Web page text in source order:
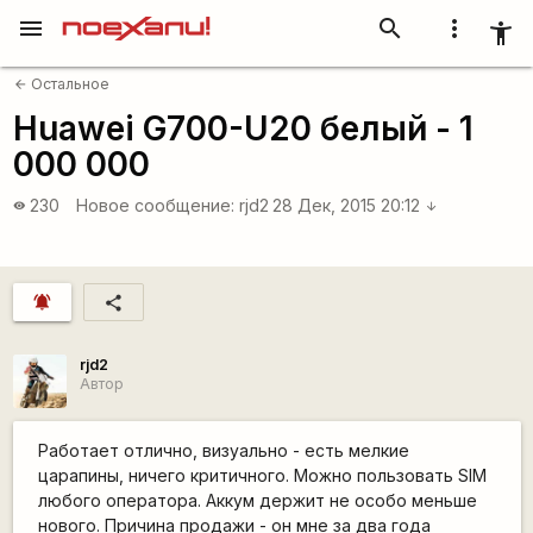
more_vert accessibility_new
search
menu
arrow_back Остальное
Huawei G700-U20 белый - 1
000 000
visibility 230 Новое сообщение: rjd2 28 Дек, 2015 20:12 arrow_downward
notifications_active share
rjd2
Автор
Работает отлично, визуально - есть мелкие
царапины, ничего критичного. Можно пользовать SIM
любого оператора. Аккум держит не особо меньше
нового. Причина продажи - он мне за два года